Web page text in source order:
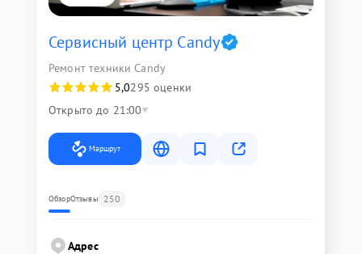
Сервисный центр Candy
Ремонт техники Candy
5,0295 оценки
Открыто до 21:00
Маршрут
ОбзорОтзывы 250
Адрес